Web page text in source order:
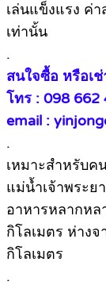
เล่นแข็งแรง ค่
เท่านั้น
.
สนใจซื้อ หรือเ
โทร : 098 662
email :
.
เหมาะสำหรับ
แม่น้ำเจ้าพระย
อาหารหลากห
กิโลเมตร ห่าง
กิโลเมตร
.